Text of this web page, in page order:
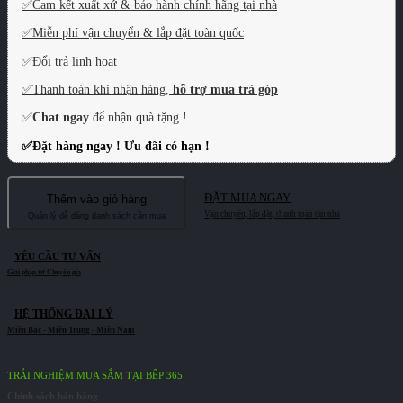
✅Cam kết xuất xứ & bảo hành chính hãng tại nhà
✅Miễn phí vận chuyển & lắp đặt toàn quốc
✅Đổi trả linh hoạt
✅Thanh toán khi nhận hàng, hỗ trợ mua trả góp
✅Chat ngay để nhận quà tặng !
✅Đặt hàng ngay ! Ưu đãi có hạn !
Thêm vào giỏ hàng ĐẶT MUA NGAY
YÊU CẦU TƯ VẤN
HỆ THỐNG ĐẠI LÝ
TRẢI NGHIỆM MUA SẮM TẠI BẾP 365